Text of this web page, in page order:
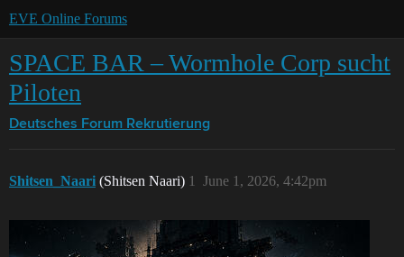
EVE Online Forums
SPACE BAR – Wormhole Corp sucht
Piloten
Deutsches Forum Rekrutierung
Shitsen_Naari (Shitsen Naari) June 1, 2026, 4:42pm
1